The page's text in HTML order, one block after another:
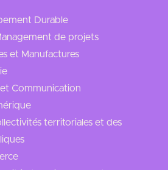
Durable
de projets
et Manufactures
Communication
territoriales et des